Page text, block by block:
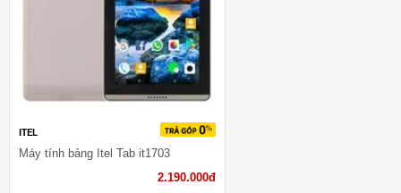
ITEL
Máy tính bảng Itel Tab it1703
2.190.000đ